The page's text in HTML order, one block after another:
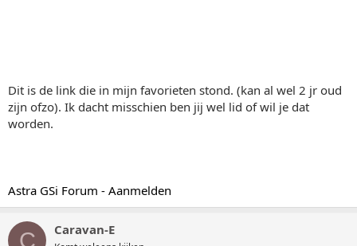
Dit is de link die in mijn favorieten stond. (kan al wel 2 jr oud
zijn ofzo). Ik dacht misschien ben jij wel lid of wil je dat
worden.
Astra GSi Forum - Aanmelden
C Caravan-E